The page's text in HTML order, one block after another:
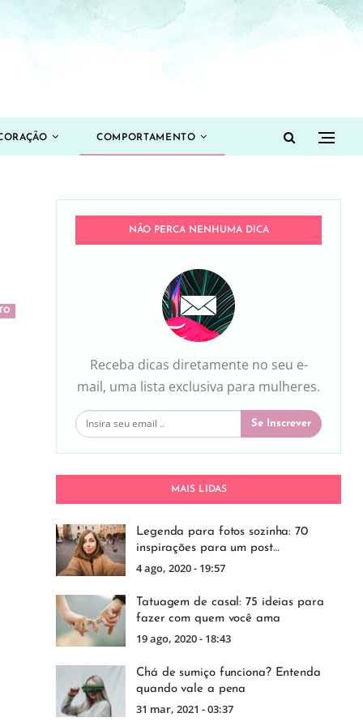
COMPORTAMENTO
NÃO PERCA NENHUMA DICA
Receba dicas diretamente no seu e-
mail, uma lista exclusiva para mulheres.
Se Inscrever
MAIS LIDAS
Legenda para fotos sozinha: 70
inspirações para um post…
4 ago, 2020 - 19:57
Tatuagem de casal: 75 ideias para
fazer com quem você ama
19 ago, 2020 - 18:43
Chá de sumiço funciona? Entenda
quando vale a pena
31 mar, 2021 - 03:37